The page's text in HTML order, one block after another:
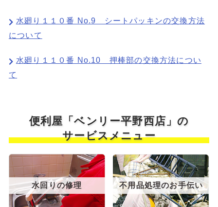
水廻り１１０番 No.9 シートパッキンの交換方法
について
水廻り１１０番 No.10 押棒部の交換方法につい
て
便利屋「ベンリー平野西店」の
サービスメニュー
水回りの修理 不用品処理のお手伝い